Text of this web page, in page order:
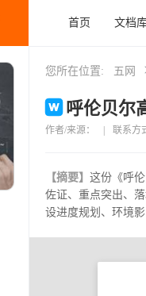
首页 文档
您所在位置: 五网
呼伦贝尔
作者/来源： 联系方
【摘要】 这份《呼
佐证、重点突出、
设进度规划、环境